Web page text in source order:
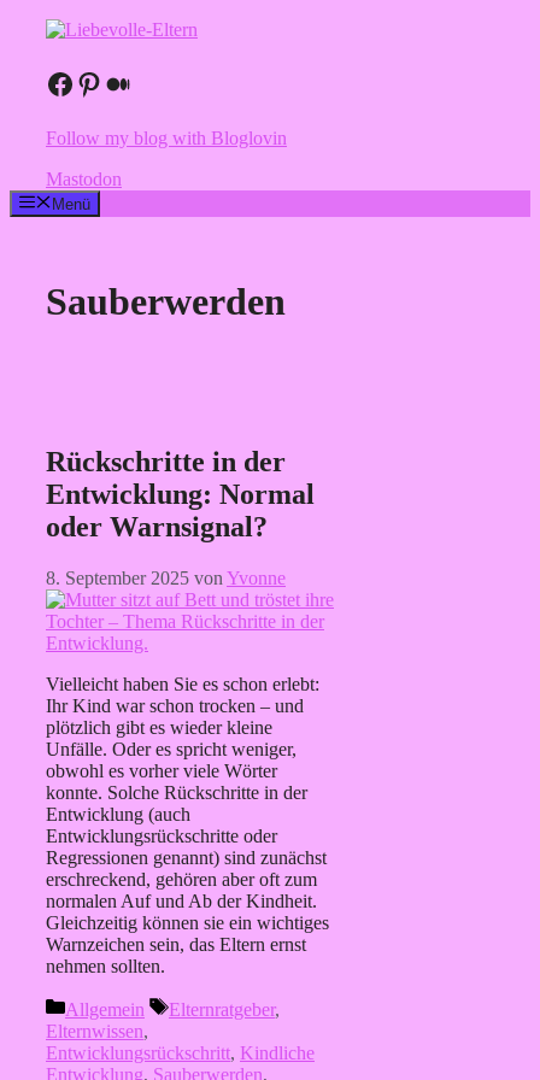
springenFacebook
Pinterest
Medium
Follow my blog with Bloglovin
Mastodon
Menü
Sauberwerden
Rückschritte in der
Entwicklung: Normal
oder Warnsignal?
8. September 2025 von Yvonne
Vielleicht haben Sie es schon erlebt:
Ihr Kind war schon trocken – und
plötzlich gibt es wieder kleine
Unfälle. Oder es spricht weniger,
obwohl es vorher viele Wörter
konnte. Solche Rückschritte in der
Entwicklung (auch
Entwicklungsrückschritte oder
Regressionen genannt) sind zunächst
erschreckend, gehören aber oft zum
normalen Auf und Ab der Kindheit.
Gleichzeitig können sie ein wichtiges
Warnzeichen sein, das Eltern ernst
nehmen sollten.
Kategorien
Allgemein Schlagwörter
Elternratgeber,
Elternwissen,
Entwicklungsrückschritt, Kindliche
Entwicklung, Sauberwerden,